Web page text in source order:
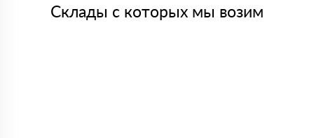
Склады с которых мы возим